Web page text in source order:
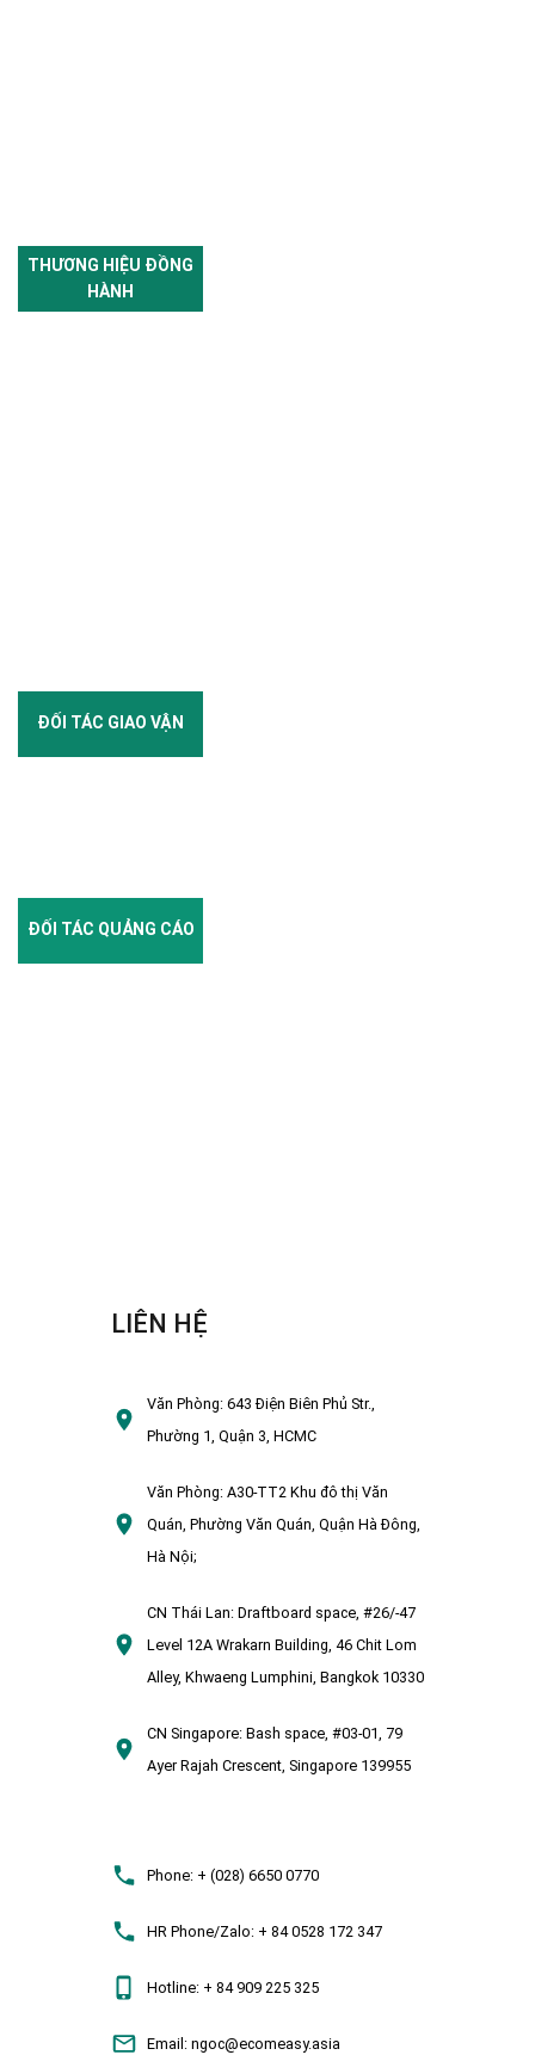
THƯƠNG HIỆU ĐỒNG
HÀNH
ĐỐI TÁC GIAO VẬN
ĐỐI TÁC QUẢNG CÁO
LIÊN HỆ
Văn Phòng:643 Điện Biên Phủ Str.,
Phường 1, Quận 3, HCMC
Văn Phòng:A30-TT2 Khu đô thị Văn
Quán, Phường Văn Quán, Quận Hà Đông,
Hà Nội;
CN Thái Lan: Draftboard space, #26/-47
Level 12A Wrakarn Building, 46 Chit Lom
Alley, Khwaeng Lumphini, Bangkok 10330
CN Singapore: Bash space, #03-01, 79
Ayer Rajah Crescent, Singapore 139955
Phone:+ (028) 6650 0770
HR Phone/Zalo:+ 84 0528 172 347
Hotline:+ 84 909 225 325
Email: ngoc@ecomeasy.asia